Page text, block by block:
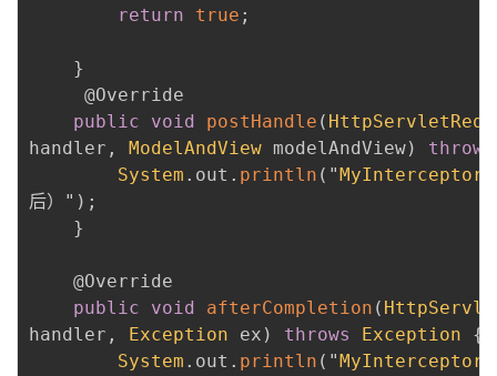
return
true ;
}
@Override
public
void postHandle (
handler , ModelAndView modelAndView)
throws
System . out . println ( " MyInterceptor
后）" ) ;
}
@Override
public
void afterCompletion (
handler , Exception ex ) throws Exception
{
System . out . println ( " MyInterceptor